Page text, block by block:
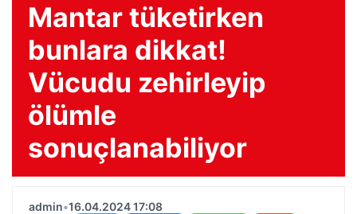
Mantar tüketirken
bunlara dikkat!
Vücudu zehirleyip
ölümle
sonuçlanabiliyor
admin•16.04.2024 17:08